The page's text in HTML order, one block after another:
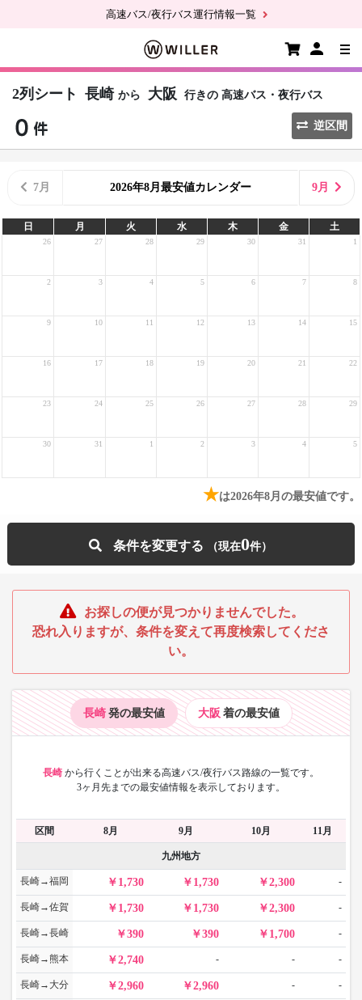
高速バス/夜行バス運行情報一覧
2列シート 長崎 から 大阪 行きの 高速バス・夜行バス
逆区間
7月 2026年8月最安値カレンダー 9月
日 月 火 水 木 金 土
26 27 28 29 30 31 1
2 3 4 5 6 7 8
9 10 11 12 13 14 15
16 17 18 19 20 21 22
23 24 25 26 27 28 29
30 31 1 2 3 4 5
★は2026年8月の最安値です。
条件を変更する 0
お探しの便が見つかりませんでした。
恐れ入りますが、条件を変えて再度検索してくださ
い。
長崎 発の最安値 大阪 着の最安値
長崎 から行くことが出来る高速バス/夜行バス路線の一覧です。
3ヶ月先までの最安値情報を表示しております。
区間 8月 9月 10月 11月
九州地方
長崎→福岡 1,730 1,730 2,300 -
長崎→佐賀 1,730 1,730 2,300 -
長崎→長崎 390 390 1,700 -
長崎→熊本 2,740 - - -
長崎→大分 2,960 2,960 - -